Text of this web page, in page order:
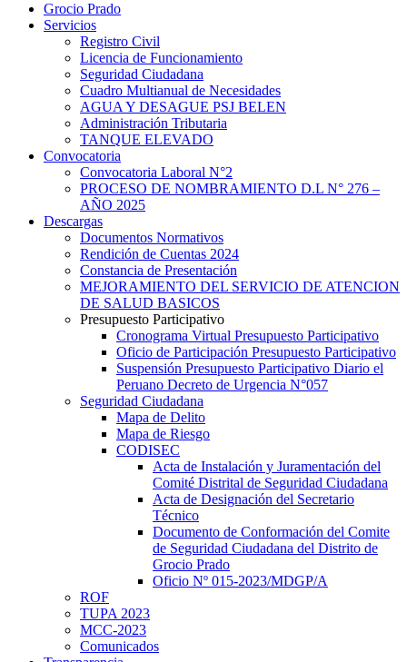
Grocio Prado
Servicios
Registro Civil
Licencia de Funcionamiento
Seguridad Ciudadana
Cuadro Multianual de Necesidades
AGUA Y DESAGUE PSJ BELEN
Administración Tributaria
TANQUE ELEVADO
Convocatoria
Convocatoria Laboral N°2
PROCESO DE NOMBRAMIENTO D.L N° 276 –
AÑO 2025
Descargas
Documentos Normativos
Rendición de Cuentas 2024
Constancia de Presentación
MEJORAMIENTO DEL SERVICIO DE ATENCION
DE SALUD BASICOS
Presupuesto Participativo
Cronograma Virtual Presupuesto Participativo
Oficio de Participación Presupuesto Participativo
Suspensión Presupuesto Participativo Diario el
Peruano Decreto de Urgencia N°057
Seguridad Ciudadana
Mapa de Delito
Mapa de Riesgo
CODISEC
Acta de Instalación y Juramentación del
Comité Distrital de Seguridad Ciudadana
Acta de Designación del Secretario
Técnico
Documento de Conformación del Comite
de Seguridad Ciudadana del Distrito de
Grocio Prado
Oficio Nº 015-2023/MDGP/A
ROF
TUPA 2023
MCC-2023
Comunicados